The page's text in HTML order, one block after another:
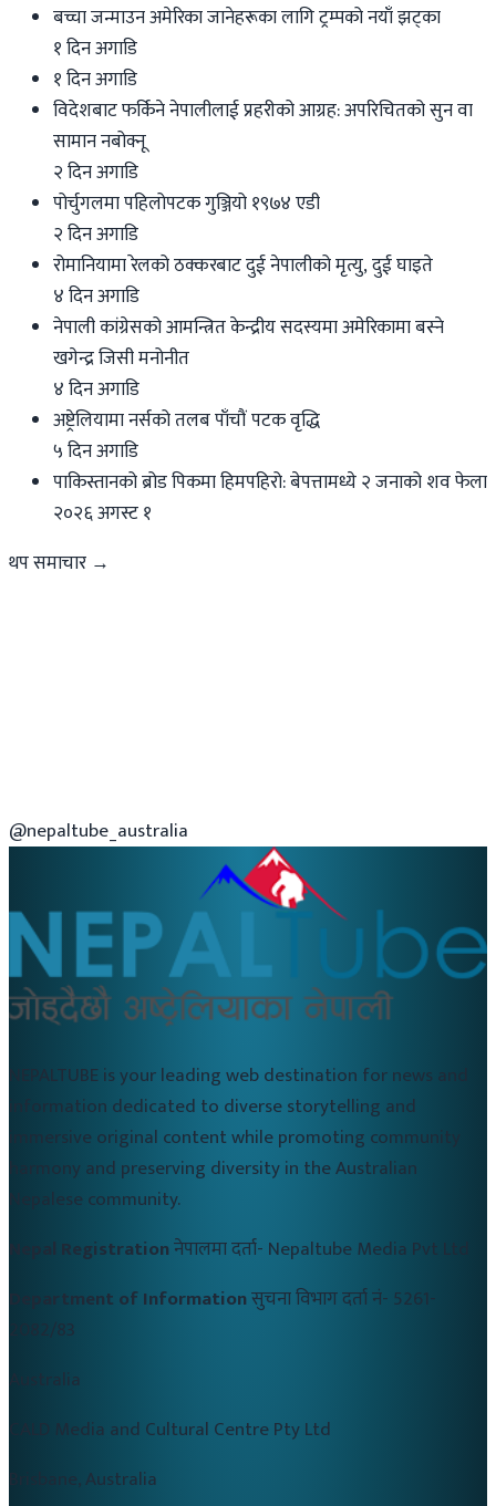
बच्चा जन्माउन अमेरिका जानेहरूका लागि ट्रम्पको नयाँ झट्का
१ दिन अगाडि
१ दिन अगाडि
विदेशबाट फर्किने नेपालीलाई प्रहरीको आग्रह: अपरिचितको सुन वा
सामान नबोक्नू
२ दिन अगाडि
पोर्चुगलमा पहिलोपटक गुञ्जियो १९७४ एडी
२ दिन अगाडि
रोमानियामा रेलको ठक्करबाट दुई नेपालीको मृत्यु, दुई घाइते
४ दिन अगाडि
नेपाली कांग्रेसको आमन्त्रित केन्द्रीय सदस्यमा अमेरिकामा बस्ने
खगेन्द्र जिसी मनोनीत
४ दिन अगाडि
अष्ट्रेलियामा नर्सको तलब पाँचौं पटक वृद्धि
५ दिन अगाडि
पाकिस्तानको ब्रोड पिकमा हिमपहिरो: बेपत्तामध्ये २ जनाको शव फेला
२०२६ अगस्ट १
थप समाचार →
@nepaltube_australia
NEPALTUBE is your leading web destination for news and
information dedicated to diverse storytelling and
immersive original content while promoting community
harmony and preserving diversity in the Australian
Nepalese community.
Nepal Registrationनेपालमा दर्ता- Nepaltube Media Pvt Ltd
Department of Informationसुचना विभाग दर्ता नं- 5261-
2082/83
Australia
CALD Media and Cultural Centre Pty Ltd
Brisbane, Australia